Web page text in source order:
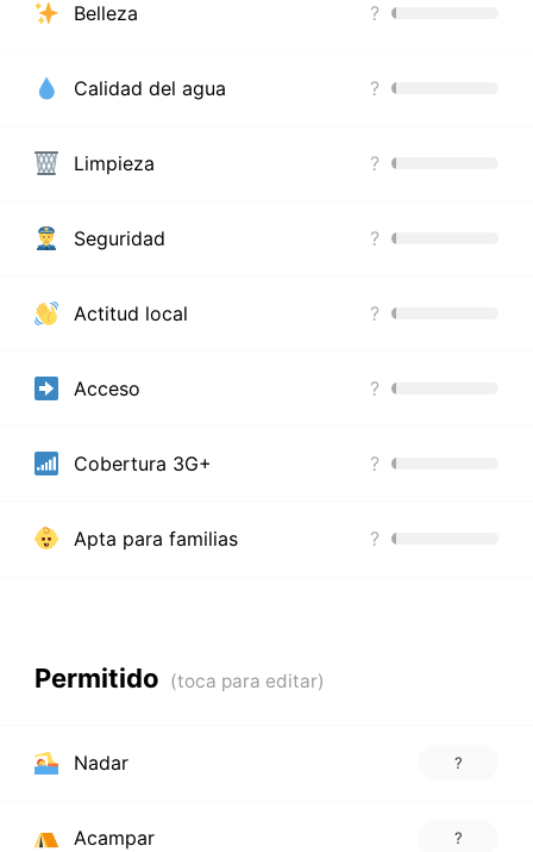
Belleza ?
Calidad del agua ?
Limpieza ?
Seguridad ?
Actitud local ?
Acceso ?
Cobertura 3G+ ?
Apta para familias ?
Permitido
Nadar ?
Acampar ?